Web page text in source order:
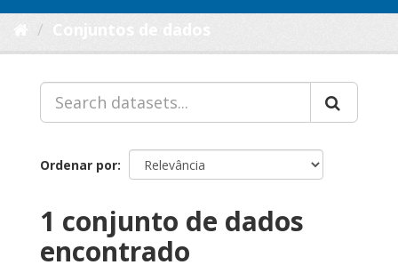
Ordenar por
1 conjunto de dados
encontrado